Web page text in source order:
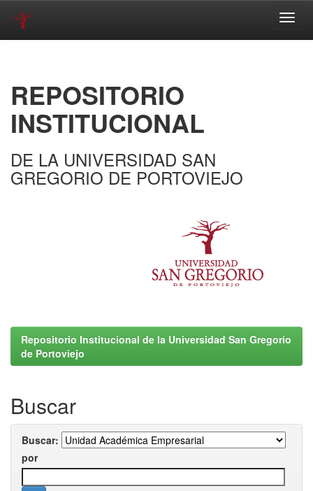
REPOSITORIO
INSTITUCIONAL
DE LA UNIVERSIDAD SAN
GREGORIO DE PORTOVIEJO
Repositorio Institucional de la Universidad San Gregorio
de Portoviejo
Buscar
Buscar:
por